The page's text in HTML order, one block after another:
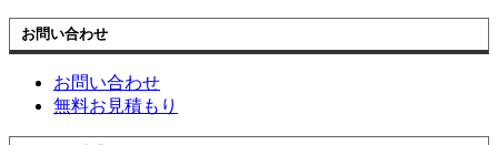
お問い合わせ
お問い合わせ
無料お見積もり